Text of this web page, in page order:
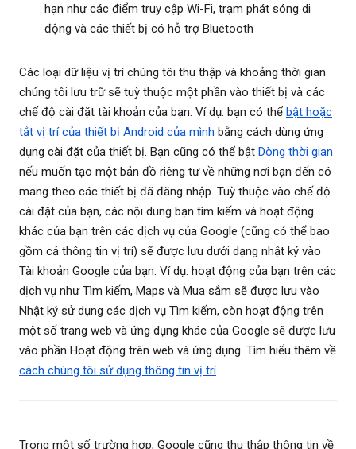
hạn như các điểm truy cập Wi-Fi, trạm phát sóng di
động và các thiết bị có hỗ trợ Bluetooth
Các loại dữ liệu vị trí chúng tôi thu thập và khoảng thời gian
chúng tôi lưu trữ sẽ tuỳ thuộc một phần vào thiết bị và các
chế độ cài đặt tài khoản của bạn. Ví dụ: bạn có thể bật hoặc
tắt vị trí của thiết bị Android của mình bằng cách dùng ứng
dụng cài đặt của thiết bị. Bạn cũng có thể bật Dòng thời gian
nếu muốn tạo một bản đồ riêng tư về những nơi bạn đến có
mang theo các thiết bị đã đăng nhập. Tuỳ thuộc vào chế độ
cài đặt của bạn, các nội dung bạn tìm kiếm và hoạt động
khác của bạn trên các dịch vụ của Google (cũng có thể bao
gồm cả thông tin vị trí) sẽ được lưu dưới dạng nhật ký vào
Tài khoản Google của bạn. Ví dụ: hoạt động của bạn trên các
dịch vụ như Tìm kiếm, Maps và Mua sắm sẽ được lưu vào
Nhật ký sử dụng các dịch vụ Tìm kiếm, còn hoạt động trên
một số trang web và ứng dụng khác của Google sẽ được lưu
vào phần Hoạt động trên web và ứng dụng. Tìm hiểu thêm về
cách chúng tôi sử dụng thông tin vị trí.
Trong một số trường hợp, Google cũng thu thập thông tin về